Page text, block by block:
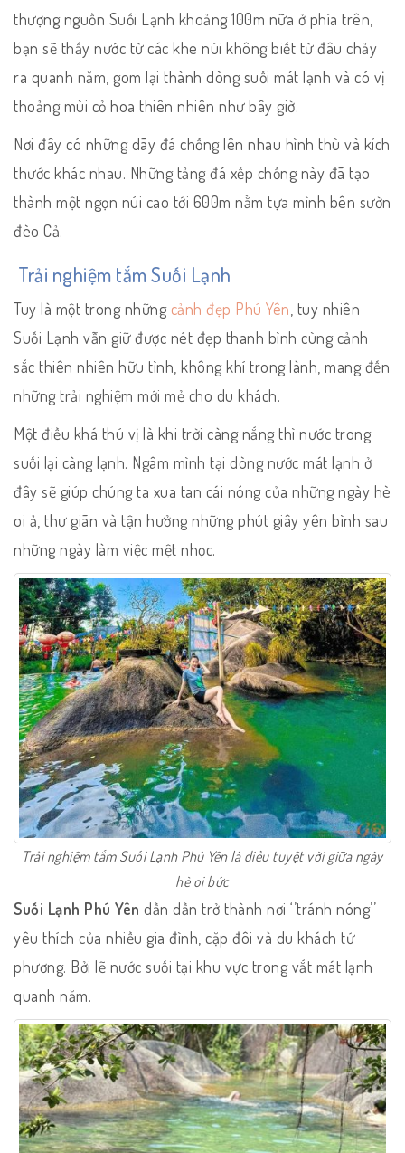
thượng nguồn Suối Lạnh khoảng 100m nữa ở phía trên,
bạn sẽ thấy nước từ các khe núi không biết từ đâu chảy
ra quanh năm, gom lại thành dòng suối mát lạnh và có vị
thoảng mùi cỏ hoa thiên nhiên như bây giờ.
Nơi đây có những dãy đá chồng lên nhau hình thù và kích
thước khác nhau. Những tảng đá xếp chồng này đã tạo
thành một ngọn núi cao tới 600m nằm tựa mình bên sườn
đèo Cả.
Trải nghiệm tắm Suối Lạnh
Tuy là một trong những cảnh đẹp Phú Yên , tuy nhiên
Suối Lạnh vẫn giữ được nét đẹp thanh bình cùng cảnh
sắc thiên nhiên hữu tình, không khí trong lành, mang đến
những trải nghiệm mới mẻ cho du khách.
Một điều khá thú vị là khi trời càng nắng thì nước trong
suối lại càng lạnh. Ngâm mình tại dòng nước mát lạnh ở
đây sẽ giúp chúng ta xua tan cái nóng của những ngày hè
oi ả, thư giãn và tận hưởng những phút giây yên bình sau
những ngày làm việc mệt nhọc.
Trải nghiệm tắm Suối Lạnh Phú Yên là điều tuyệt vời giữa ngày
hè oi bức
Suối Lạnh Phú Yên dần dần trở thành nơi ‘’tránh nóng’’
yêu thích của nhiều gia đình, cặp đôi và du khách tứ
phương. Bởi lẽ nước suối tại khu vực trong vắt mát lạnh
quanh năm.